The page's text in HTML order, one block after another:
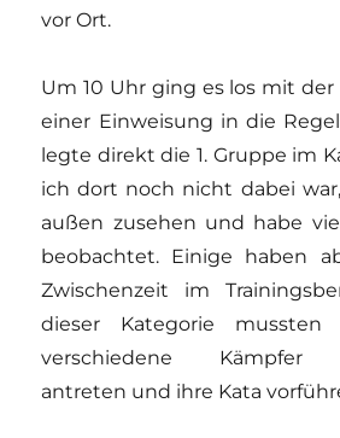
vor Ort.
Um 10 Uhr ging es los mit
einer Einweisung in die
legte direkt die 1. Gruppe im
ich dort noch nicht dabei
außen zusehen und habe
beobachtet. Einige haben
Zwischenzeit im
dieser Kategorie
verschiedene Kämpfer
antreten und ihre Kata